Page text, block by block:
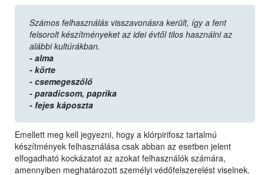
Számos felhasználás visszavonásra került, így a fent
felsorolt készítményeket az idei évtől tilos használni az
alábbi kultúrákban.
- alma
- körte
- csemegeszőlő
- paradicsom, paprika
- fejes káposzta
Emellett meg kell jegyezni, hogy a klórpirifosz tartalmú
készítmények felhasználása csak abban az esetben jelent
elfogadható kockázatot az azokat felhasználók számára,
amennyiben meghatározott személyi védőfelszerelést viselnek.